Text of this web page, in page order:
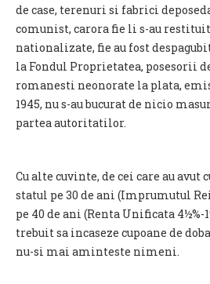
de case, terenuri si fabrici
comunist, carora fie li s-au
nationalizate, fie au fost
la Fondul Proprietatea, posesorii
romanesti neonorate la plata,
1945, nu s-au bucurat de nicio
partea autoritatilor.
Cu alte cuvinte, de cei care au
statul pe 30 de ani (Imprumutul
pe 40 de ani (Renta Unificata
trebuit sa incaseze cupoane de
nu-si mai aminteste nimeni.